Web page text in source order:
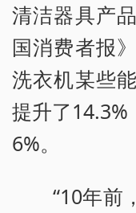
清洁器具产
国消费者报
洗衣机某些
提升了
6%。
“10年前，